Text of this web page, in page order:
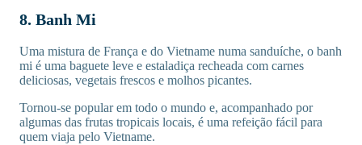
8. Banh Mi
Uma mistura de França e do Vietname numa sanduíche, o banh
mi é uma baguete leve e estaladiça recheada com carnes
deliciosas, vegetais frescos e molhos picantes.
Tornou-se popular em todo o mundo e, acompanhado por
algumas das frutas tropicais locais, é uma refeição fácil para
quem viaja pelo Vietname.